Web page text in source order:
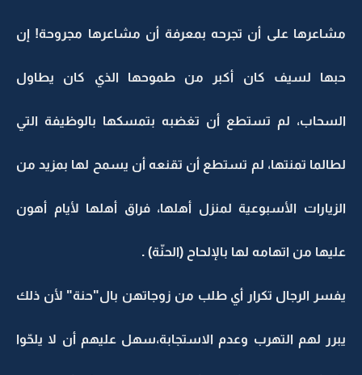
مشاعرها على أن تجرحه بمعرفة أن مشاعرها مجروحة! إن
حبها لسيف كان أكبر من طموحها الذي كان يطاول
السحاب، لم تستطع أن تغضبه بتمسكها بالوظيفة التي
لطالما تمنتها، لم تستطع أن تقنعه أن يسمح لها بمزيد من
الزيارات الأسبوعية لمنزل أهلها، فراق أهلها لأيام أهون
عليها من اتهامه لها بالإلحاح (الحنّة) .
يفسر الرجال تكرار أي طلب من زوجاتهن بال"حنة" لأن ذلك
يبرر لهم التهرب وعدم الاستجابة،سهل عليهم أن لا يلحّوا